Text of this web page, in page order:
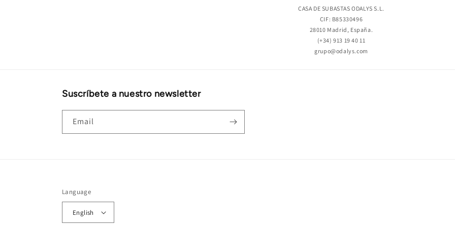
CASA DE SUBASTAS ODALYS S.L.
CIF: B85330496
28010 Madrid, España.
(+34) 913 19 40 11
grupo@odalys.com
Suscríbete a nuestro newsletter
Email
Language
English